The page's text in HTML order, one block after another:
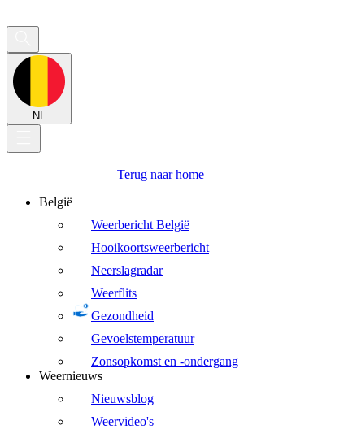
NL
Terug naar home
België
Weerbericht België
Hooikoortsweerbericht
Neerslagradar
Weerflits
Gezondheid
Gevoelstemperatuur
Zonsopkomst en -ondergang
Weernieuws
Nieuwsblog
Weervideo's